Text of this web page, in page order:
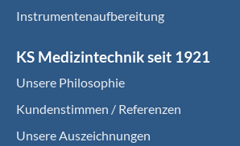
Instrumentenaufbereitung
KS Medizintechnik seit 1921
Unsere Philosophie
Kundenstimmen / Referenzen
Unsere Auszeichnungen